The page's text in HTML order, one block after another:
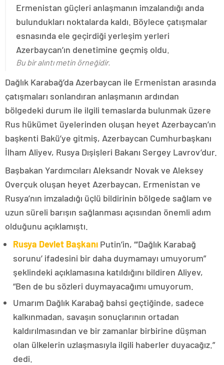
Ermenistan güçleri anlaşmanın imzalandığı anda
bulundukları noktalarda kaldı. Böylece çatışmalar
esnasında ele geçirdiği yerleşim yerleri
Azerbaycan’ın denetimine geçmiş oldu.
Bu bir alıntı metin örneğidir.
Dağlık Karabağ’da Azerbaycan ile Ermenistan arasında
çatışmaları sonlandıran anlaşmanın ardından
bölgedeki durum ile ilgili temaslarda bulunmak üzere
Rus hükümet üyelerinden oluşan heyet Azerbaycan’ın
başkenti Bakü’ye gitmiş, Azerbaycan Cumhurbaşkanı
İlham Aliyev, Rusya Dışişleri Bakanı Sergey Lavrov’dur.
Başbakan Yardımcıları Aleksandr Novak ve Aleksey
Overçuk oluşan heyet Azerbaycan, Ermenistan ve
Rusya’nın imzaladığı üçlü bildirinin bölgede sağlam ve
uzun süreli barışın sağlanması açısından önemli adım
olduğunu açıklamıştı.
Rusya Devlet Başkanı Putin’in, “‘Dağlık Karabağ
sorunu’ ifadesini bir daha duymamayı umuyorum”
şeklindeki açıklamasına katıldığını bildiren Aliyev,
“Ben de bu sözleri duymayacağımı umuyorum.
Umarım Dağlık Karabağ bahsi geçtiğinde, sadece
kalkınmadan, savaşın sonuçlarının ortadan
kaldırılmasından ve bir zamanlar birbirine düşman
olan ülkelerin uzlaşmasıyla ilgili haberler duyacağız.”
dedi.